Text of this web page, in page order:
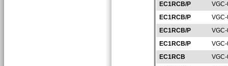
EC1RCB/P
EC1RCB/P
EC1RCB/P
EC1RCB/P
EC1RCB